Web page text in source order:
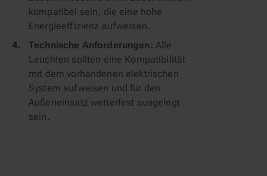
kompatibel sein, die eine hohe
Energieeffizienz aufweisen.
Technische Anforderungen: Alle
Leuchten sollten eine Kompatibilität
mit dem vorhandenen elektrischen
System aufweisen und für den
Außeneinsatz wetterfest ausgelegt
sein.